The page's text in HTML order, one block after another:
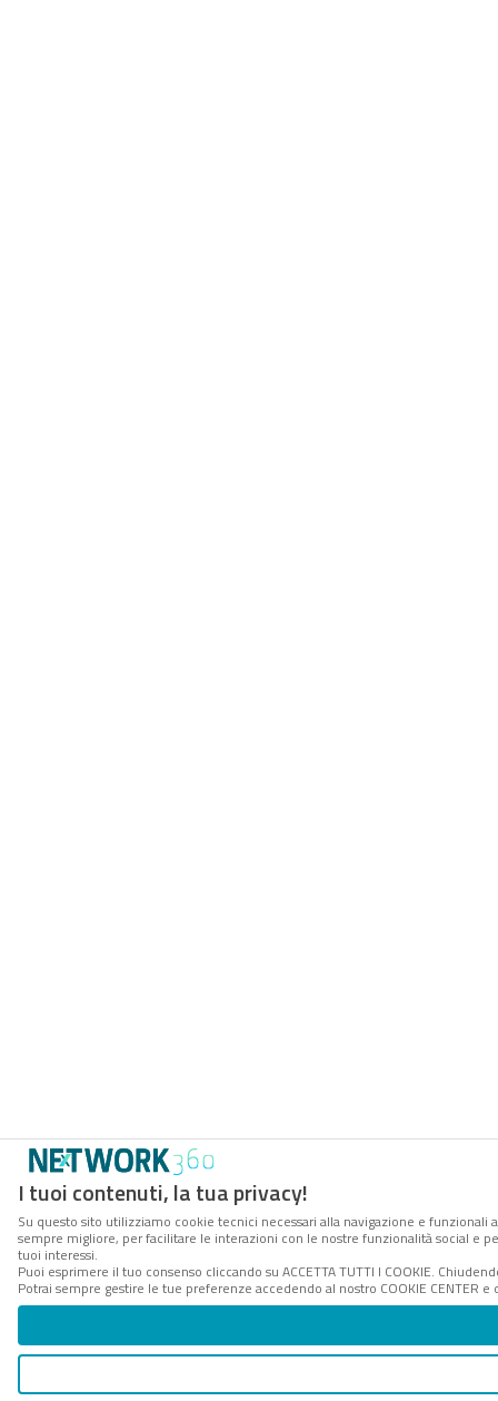
I tuoi contenuti, la tua privacy!
Su questo sito utilizziamo cookie tecnici necessari alla navigazione e
sempre migliore, per facilitare le interazioni con le nostre funzionalità social e
tuoi interessi.
Puoi esprimere il tuo consenso cliccando su ACCETTA TUTTI I COOKIE.
Potrai sempre gestire le tue preferenze accedendo al nostro COOKIE